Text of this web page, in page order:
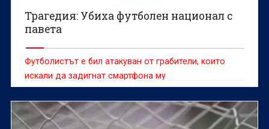
Трагедия: Убиха футболен национал с
павета
Футболистът е бил атакуван от грабители, които
искали да задигнат смартфона му